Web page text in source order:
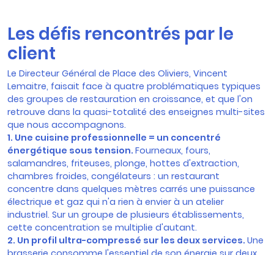
Les défis rencontrés par le
client
Le Directeur Général de Place des Oliviers, Vincent
Lemaitre, faisait face à quatre problématiques typiques
des groupes de restauration en croissance, et que l'on
retrouve dans la quasi-totalité des enseignes multi-sites
que nous accompagnons.
1. Une cuisine professionnelle = un concentré
énergétique sous tension. Fourneaux, fours,
salamandres, friteuses, plonge, hottes d'extraction,
chambres froides, congélateurs : un restaurant
concentre dans quelques mètres carrés une puissance
électrique et gaz qui n'a rien à envier à un atelier
industriel. Sur un groupe de plusieurs établissements,
cette concentration se multiplie d'autant.
2. Un profil ultra-compressé sur les deux services. Une